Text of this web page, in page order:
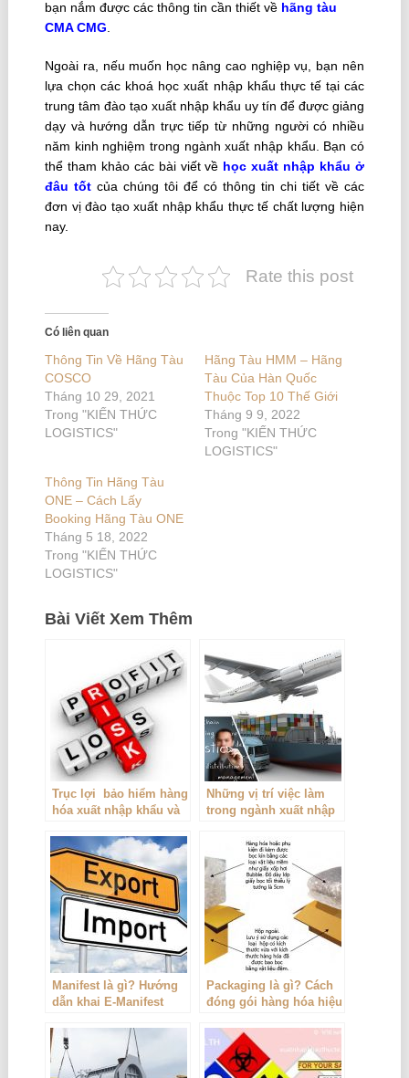
bạn nắm được các thông tin cần thiết về hãng tàu
CMA CMG
Ngoài ra, nếu muốn học nâng cao nghiệp vụ, bạn nên
lựa chọn các khoá học xuất nhập khẩu thực tế tại các
trung tâm đào tạo xuất nhập khẩu uy tín để được giảng
dạy và hướng dẫn trực tiếp từ những người có nhiều
năm kinh nghiệm trong ngành xuất nhập khẩu. Bạn có
thể tham khảo các bài viết về học xuất nhập khẩu ở
đâu tốtcủa chúng tôi để có thông tin chi tiết về các
đơn vị đào tạo xuất nhập khẩu thực tế chất lượng hiện
nay.
Rate this post
Có liên quan
Thông Tin Về Hãng Tàu
COSCO
Tháng 10 29, 2021
Trong "KIẾN THỨC
LOGISTICS"
Hãng Tàu HMM – Hãng
Tàu Của Hàn Quốc
Thuộc Top 10 Thế Giới
Tháng 9 9, 2022
Trong "KIẾN THỨC
LOGISTICS"
Thông Tin Hãng Tàu
ONE – Cách Lấy
Booking Hãng Tàu ONE
Tháng 5 18, 2022
Trong "KIẾN THỨC
LOGISTICS"
Bài Viết Xem Thêm
Trục lợi bảo hiểm hàng
hóa xuất nhập khẩu và
Những vị trí việc làm
trong ngành xuất nhập
Manifest là gì? Hướng
dẫn khai E-Manifest
Packaging là gì? Cách
đóng gói hàng hóa hiệu